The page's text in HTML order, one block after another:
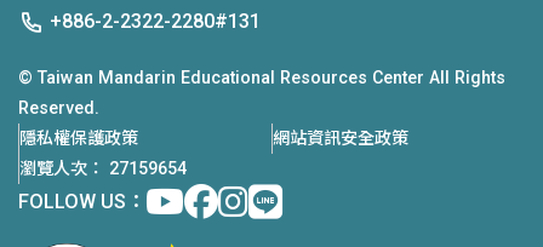
+886-2-2322-2280#131
© Taiwan Mandarin Educational Resources Center All Rights
Reserved.
隱私權保護政策
網站資訊安全政策
瀏覽人次： 27159654
FOLLOW US： Youtubefacebook
instagram
Line